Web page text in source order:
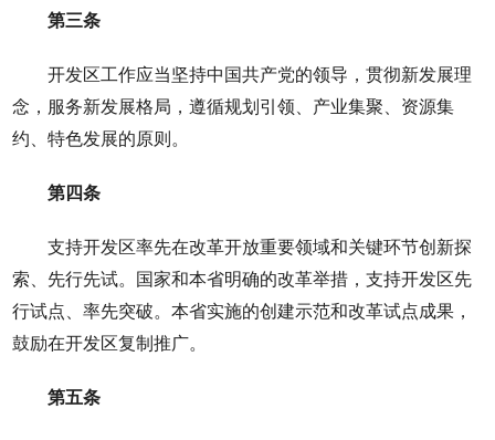
第三条
开发区工作应当坚持中国共产党的领导，贯彻新发展理
念，服务新发展格局，遵循规划引领、产业集聚、资源集
约、特色发展的原则。
第四条
支持开发区率先在改革开放重要领域和关键环节创新探
索、先行先试。国家和本省明确的改革举措，支持开发区先
行试点、率先突破。本省实施的创建示范和改革试点成果，
鼓励在开发区复制推广。
第五条